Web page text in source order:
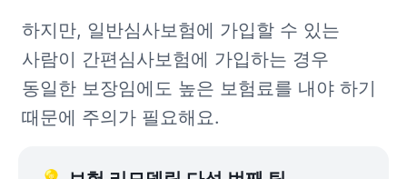
하지만, 일반심사보험에 가입할 수 있는
사람이 간편심사보험에 가입하는 경우
동일한 보장임에도 높은 보험료를 내야 하기
때문에 주의가 필요해요.